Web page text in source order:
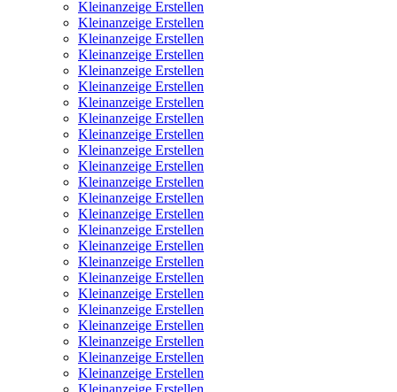
Kleinanzeige Erstellen
Kleinanzeige Erstellen
Kleinanzeige Erstellen
Kleinanzeige Erstellen
Kleinanzeige Erstellen
Kleinanzeige Erstellen
Kleinanzeige Erstellen
Kleinanzeige Erstellen
Kleinanzeige Erstellen
Kleinanzeige Erstellen
Kleinanzeige Erstellen
Kleinanzeige Erstellen
Kleinanzeige Erstellen
Kleinanzeige Erstellen
Kleinanzeige Erstellen
Kleinanzeige Erstellen
Kleinanzeige Erstellen
Kleinanzeige Erstellen
Kleinanzeige Erstellen
Kleinanzeige Erstellen
Kleinanzeige Erstellen
Kleinanzeige Erstellen
Kleinanzeige Erstellen
Kleinanzeige Erstellen
Kleinanzeige Erstellen